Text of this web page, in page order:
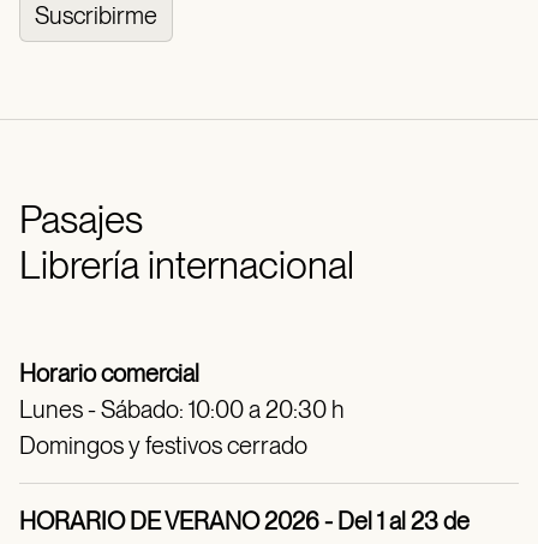
Suscribirme
Pasajes
Librería internacional
Horario comercial
Lunes - Sábado: 10:00 a 20:30 h
Domingos y festivos cerrado
HORARIO DE VERANO 2026 - Del 1 al 23 de